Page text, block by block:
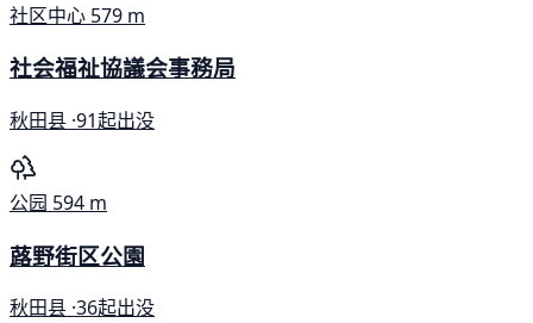
社区中心 579 m
社会福祉協議会事務局
秋田县 ·91起出没
公园 594 m
蕗野街区公園
秋田县 ·36起出没